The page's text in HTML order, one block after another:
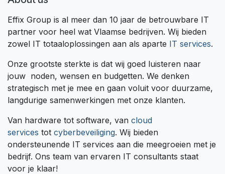
Effix Group is al meer dan 10 jaar de betrouwbare IT
partner voor heel wat Vlaamse bedrijven. Wij bieden
zowel IT totaaloplossingen aan als aparte IT services.
Onze grootste sterkte is dat wij goed luisteren naar
jouw noden, wensen en budgetten. We denken
strategisch met je mee en gaan voluit voor duurzame,
langdurige samenwerkingen met onze klanten.
Van hardware tot software, van cloud
services tot cyberbeveiliging. Wij bieden
ondersteunende IT services aan die meegroeien met je
bedrijf. Ons team van ervaren IT consultants staat
voor je klaar!